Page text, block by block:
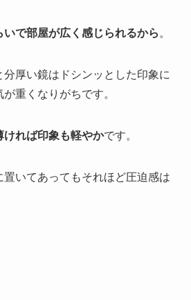
いで部屋が広く感じられるから。
厚い鏡はドシンッとした印象に
重くなりがちです。
ければ印象も軽やかです。
いてあってもそれほど圧迫感は